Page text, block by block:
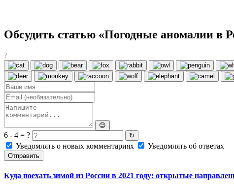
Обсудить статью «Погодные аномалии в
?
😊
6 - 4 = ? ↻
Уведомлять о новых комментариях Уведомлять об ответах
Отправить
Куда поехать зимой из России в 2021 году: открытые